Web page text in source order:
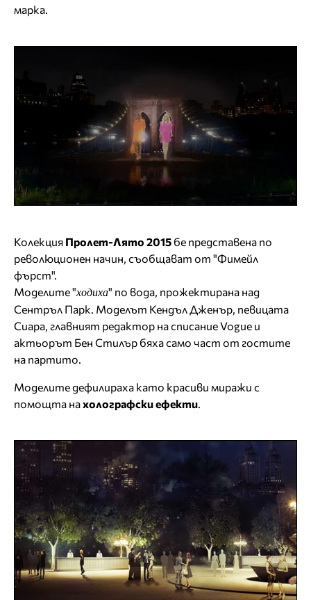
марка.
Колекция Пролет-Лято 2015 бе представена по
революционен начин, съобщават от "Фимейл
фърст".
Моделите "ходиха" по вода, прожектирана над
Сентръл Парк. Моделът Кендъл Дженър, певицата
Сиара, главният редактор на списание Vogue и
актьорът Бен Стилър бяха само част от гостите
на партито.
Моделите дефилираха като красиви миражи с
помощта нахолографски ефекти.